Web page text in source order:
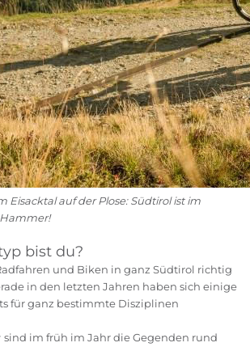
Eisacktal auf der Plose: Südtirol ist im
bist du?
und Biken in ganz Südtirol richtig
in den letzten Jahren haben sich einige
für ganz bestimmte Disziplinen
sind im früh im Jahr die Gegenden rund